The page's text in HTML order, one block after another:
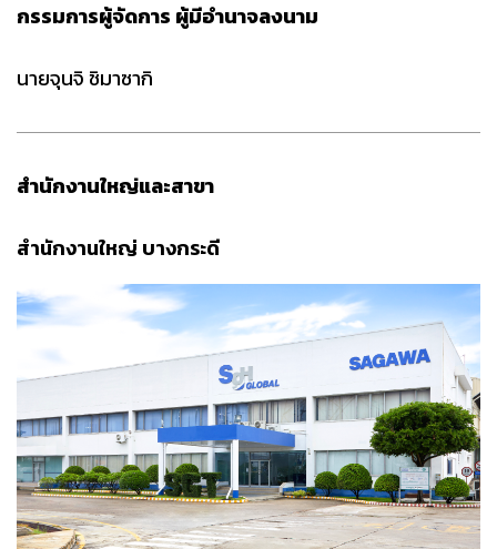
กรรมการผู้จัดการ ผู้มีอำนาจลงนาม
นายจุนจิ ชิมาซากิ
สำนักงานใหญ่และสาขา
สำนักงานใหญ่ บางกระดี